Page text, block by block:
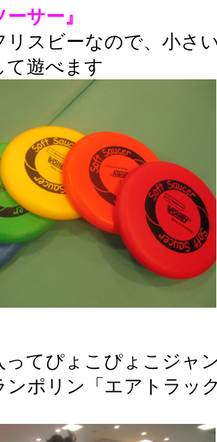
ーサー』
リスビーなので、小さ
て遊べます
ってぴょこぴょこジャ
ンポリン「エアトラッ